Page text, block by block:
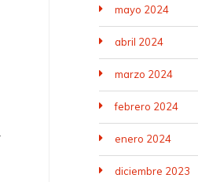
mayo 2024
abril 2024
marzo 2024
febrero 2024
enero 2024
diciembre 2023